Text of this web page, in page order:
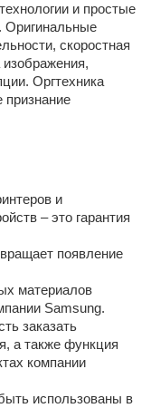
и простые
Оригинальные
скоростная
изображения,
Оргтехника
признание
и
– это гарантия
появление
материалов
Samsung.
заказать
а также функция
компании
использованы в